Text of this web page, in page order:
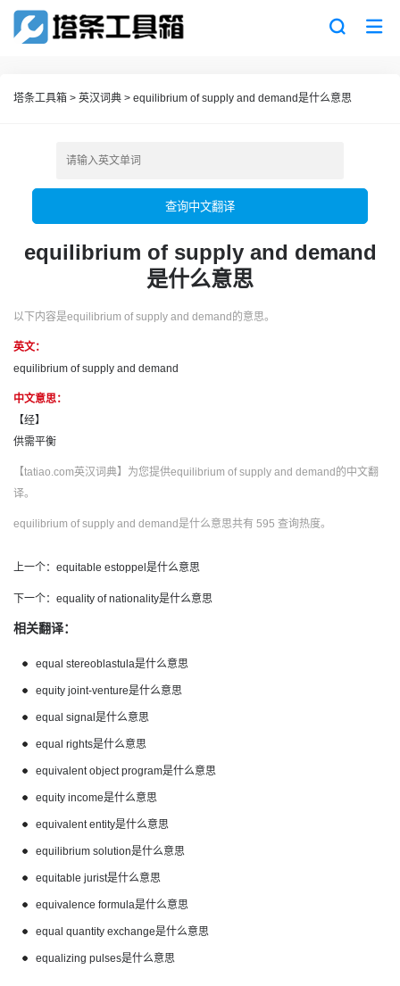
塔条工具箱 > 英汉词典 > equilibrium of supply and demand是什么意思
查询中文翻译
equilibrium of supply and demand
是什么意思
以下内容是equilibrium of supply and demand的意思。
英文：
equilibrium of supply and demand
中文意思：
【经】
供需平衡
【tatiao.com英汉词典】为您提供equilibrium of supply and demand的中文翻
译。
equilibrium of supply and demand是什么意思共有 595 查询热度。
上一个： equitable estoppel是什么意思
下一个： equality of nationality是什么意思
相关翻译：
equal stereoblastula是什么意思
equity joint-venture是什么意思
equal signal是什么意思
equal rights是什么意思
equivalent object program是什么意思
equity income是什么意思
equivalent entity是什么意思
equilibrium solution是什么意思
equitable jurist是什么意思
equivalence formula是什么意思
equal quantity exchange是什么意思
equalizing pulses是什么意思